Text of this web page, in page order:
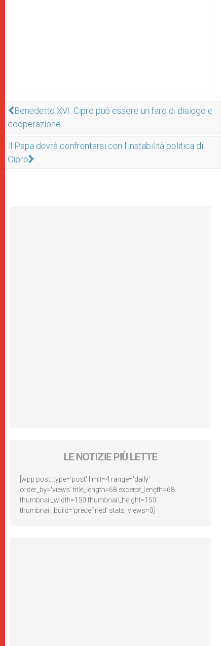
Benedetto XVI: Cipro può essere un faro di dialogo e
cooperazione
Il Papa dovrà confrontarsi con l'instabilità politica di
Cipro
LE NOTIZIE PIÙ LETTE
[wpp post_type='post' limit=4 range='daily'
order_by='views' title_length=68 excerpt_length=68
thumbnail_width=150 thumbnail_height=150
thumbnail_build='predefined' stats_views=0]